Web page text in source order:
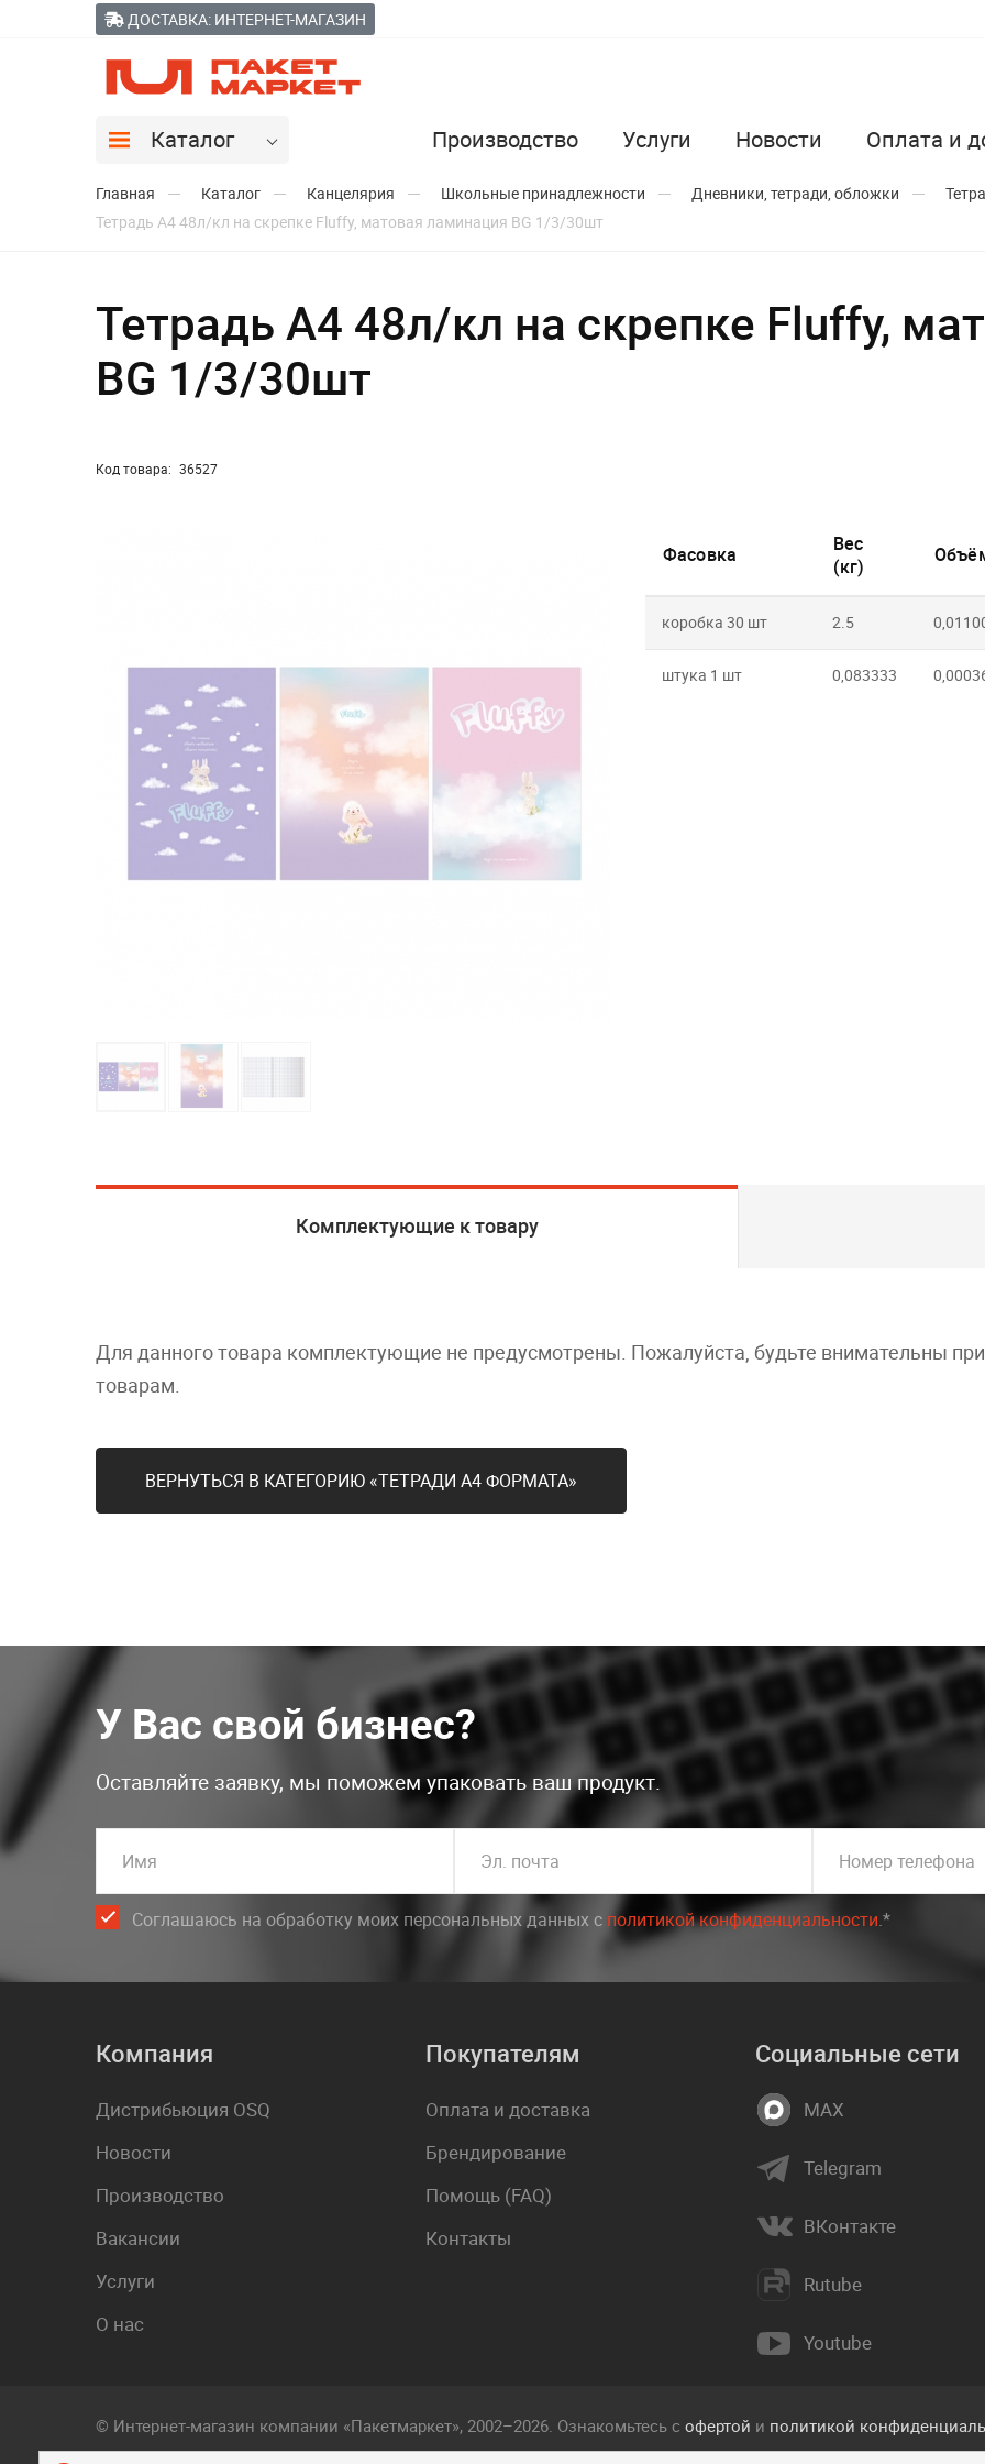
ДОСТАВКА: ИНТЕРНЕТ-МАГАЗИН
Каталог Производство Услуги Новости Оплата и
Главная Каталог Канцелярия Школьные принадлежности Дневники, тетради, обложки
Тетрадь А4 48л/кл на скрепке Fluffy, матовая ламинация BG 1/3/30шт
Тетрадь А4 48л/кл на скрепке Fluffy,
BG 1/3/30шт
Код товара: 36527
Фасовка
Вес
(кг)
коробка 30 шт 2.5
штука 1 шт 0,083333
Комплектующие к товару
Для данного товара комплектующие не предусмотрены. Пожалуйста, будьте внимательны
товарам.
ВЕРНУТЬСЯ В КАТЕГОРИЮ «ТЕТРАДИ А4 ФОРМАТА»
У Вас свой бизнес?
Оставляйте заявку, мы поможем упаковать ваш продукт.
Имя Эл. почта Номер телефона
Соглашаюсь на обработку моих персональных данных c политикой конфиденциальности.*
Компания
Дистрибьюция OSQ
Новости
Производство
Вакансии
Услуги
О нас
Покупателям
Оплата и доставка
Брендирование
Помощь (FAQ)
Контакты
Социальные сети
MAX
Telegram
ВКонтакте
Rutube
Youtube
© Интернет-магазин компании «Пакетмаркет», 2002–2026. Ознакомьтесь с офертой и политикой